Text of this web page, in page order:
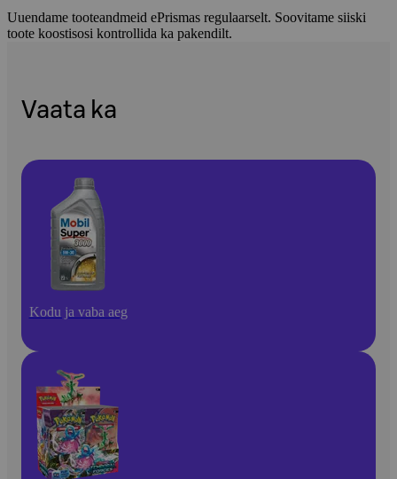
Uuendame tooteandmeid ePrismas regulaarselt. Soovitame siiski
toote koostisosi kontrollida ka pakendilt.
Vaata ka
Kodu ja vaba aeg